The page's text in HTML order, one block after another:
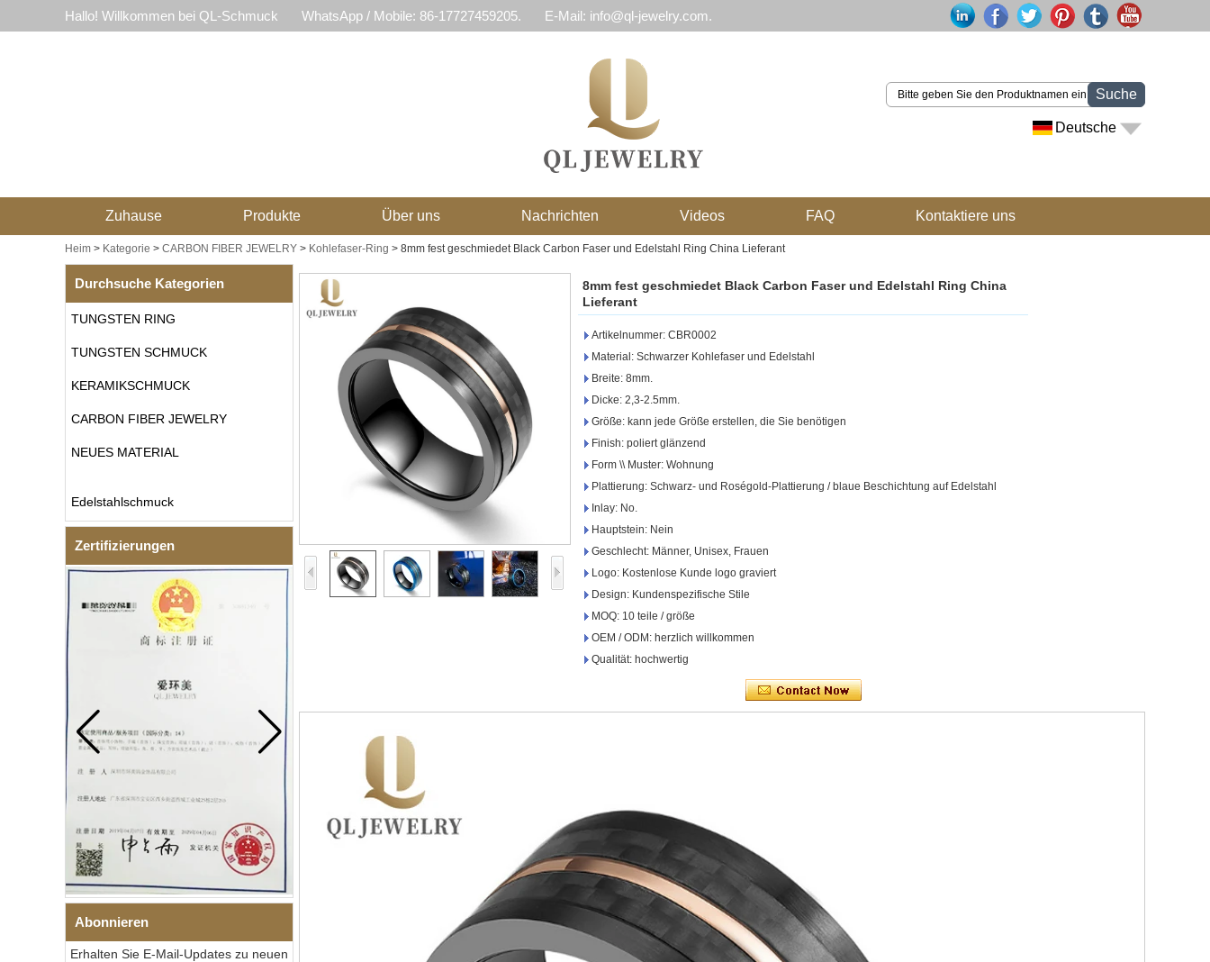
Hallo! Willkommen bei QL-Schmuck WhatsApp / Mobile: 86-17727459205. E-Mail: info@ql-jewelry.com.
Suche
Deutsche
Zuhause Produkte Über uns Nachrichten Videos FAQ Kontaktiere uns
Heim > Kategorie > CARBON FIBER JEWELRY > Kohlefaser-Ring > 8mm fest geschmiedet Black Carbon Faser und Edelstahl Ring China Lieferant
Durchsuche Kategorien
TUNGSTEN RING
TUNGSTEN SCHMUCK
KERAMIKSCHMUCK
CARBON FIBER JEWELRY
NEUES MATERIAL
Edelstahlschmuck
Zertifizierungen
Abonnieren
Erhalten Sie E-Mail-Updates zu neuen
8mm fest geschmiedet Black Carbon Faser und Edelstahl Ring China
Lieferant
Artikelnummer: CBR0002
Material: Schwarzer Kohlefaser und Edelstahl
Breite: 8mm.
Dicke: 2,3-2.5mm.
Größe: kann jede Größe erstellen, die Sie benötigen
Finish: poliert glänzend
Form \\ Muster: Wohnung
Plattierung: Schwarz- und Roségold-Plattierung / blaue Beschichtung auf Edelstahl
Inlay: No.
Hauptstein: Nein
Geschlecht: Männer, Unisex, Frauen
Logo: Kostenlose Kunde logo graviert
Design: Kundenspezifische Stile
MOQ: 10 teile / größe
OEM / ODM: herzlich willkommen
Qualität: hochwertig